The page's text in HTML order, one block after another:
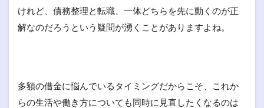
けれど、債務整理と転職、一体どちらを先に動くのが正
解なのだろうという疑問が湧くことがありますよね。
多額の借金に悩んでいるタイミングだからこそ、これか
らの生活や働き方についても同時に見直したくなるのは